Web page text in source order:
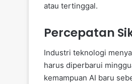
atau tertinggal.
Percepatan
Industri teknologi
harus diperbarui
kemampuan AI baru